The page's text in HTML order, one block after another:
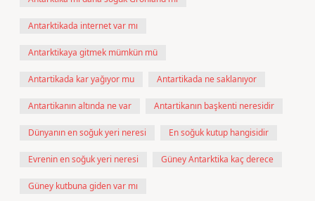
Antarktikada internet var mı
Antarktikaya gitmek mümkün mü
Antartikada kar yağıyor mu Antartikada ne saklanıyor
Antartikanın altında ne var Antartikanın başkenti neresidir
Dünyanın en soğuk yeri neresi En soğuk kutup hangisidir
Evrenin en soğuk yeri neresi Güney Antarktika kaç derece
Güney kutbuna giden var mı